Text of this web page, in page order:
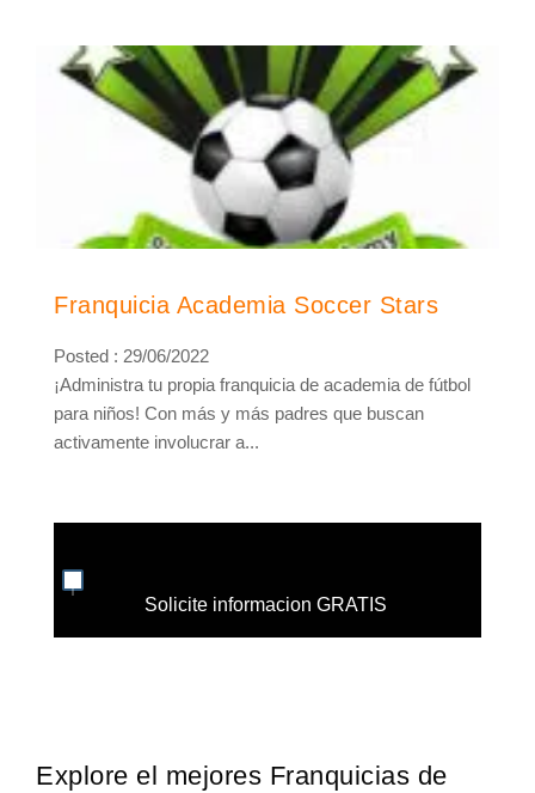
Franquicia Academia Soccer Stars
Posted : 29/06/2022
¡Administra tu propia franquicia de academia de fútbol
para niños! Con más y más padres que buscan
activamente involucrar a...
Solicite informacion GRATIS
Explore el mejores Franquicias de